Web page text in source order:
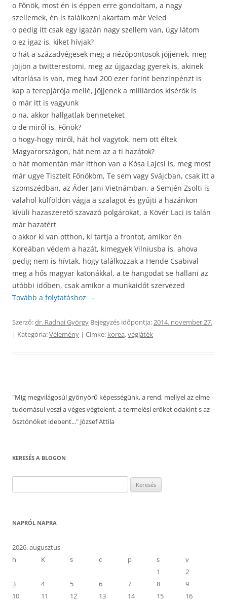
o Főnök, most én is éppen erre gondoltam, a nagy
szellemek, én is találkozni akartam már Veled
o pedig itt csak egy igazán nagy szellem van, úgy látom
o ez igaz is, kiket hívjak?
o hát a századvégesek meg a nézőpontosok jöjjenek, meg
jöjjön a twitterestomi, meg az újgazdag gyerek is, akinek
vitorlása is van, meg havi 200 ezer forint benzinpénzt is
kap a terepjárója mellé, jöjjenek a milliárdos kísérők is
o már itt is vagyunk
o na, akkor hallgatlak benneteket
o de miről is, Főnök?
o hogy-hogy miről, hát hol vagytok, nem ott éltek
Magyarországon, hát nem az a ti hazátok?
o hát momentán már itthon van a Kósa Lajcsi is, meg most
már ugye Tisztelt Főnököm, Te sem vagy Svájcban, csak itt a
szomszédban, az Áder Jani Vietnámban, a Semjén Zsolti is
valahol külföldön vágja a szalagot és gyűjti a hazánkon
kívüli hazaszerető szavazó polgárokat, a Kövér Laci is talán
már hazatért
o akkor ki van otthon, ki tartja a frontot, amikor én
Koreában védem a hazát, kimegyek Vilniusba is, ahova
pedig nem is hívtak, hogy találkozzak a Hende Csabival
meg a hős magyar katonákkal, a te hangodat se hallani az
utóbbi időben, csak amikor a munkaidőt szervezed
Tovább a folytatáshoz →
Szerző:dr. Radnai György Bejegyzés időpontja:2014. november 27.
| Kategória:Vélemény | Címke: korea,végjáték
"Mig megvilágosúl gyönyörű képességünk, a rend, mellyel az elme
tudomásul veszi a véges végtelent, a termelési erőket odakint s az
ösztönöket idebent..." József Attila
KERESÉS A BLOGON
NAPRÓL NAPRA
2026. augusztus
h
K s c p s
v
1
2
3
4 5 6 7 8
9
10
11 12 13 14 15
16